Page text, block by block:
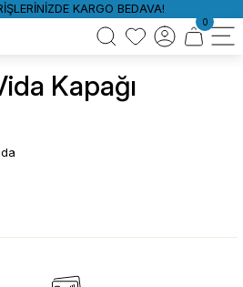
KARGO BEDAVA!
0
Kapağı